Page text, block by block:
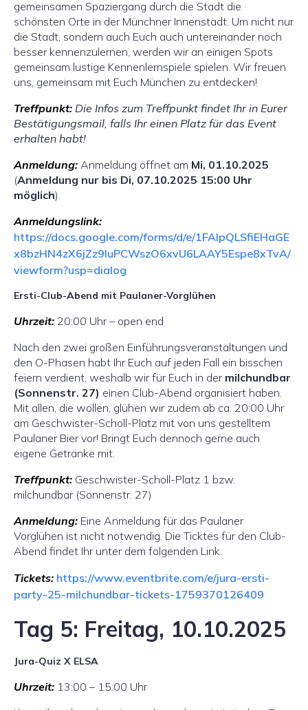
gemeinsamen Spaziergang durch die Stadt die
schönsten Orte in der Münchner Innenstadt. Um nicht nur
die Stadt, sondern auch Euch auch untereinander noch
besser kennenzulernen, werden wir an einigen Spots
gemeinsam lustige Kennenlernspiele spielen. Wir freuen
uns, gemeinsam mit Euch München zu entdecken!
Treffpunkt: Die Infos zum Treffpunkt findet Ihr in Eurer
Bestätigungsmail, falls Ihr einen Platz für das Event
erhalten habt!
Anmeldung: Anmeldung öffnet am Mi, 01.10.2025
(Anmeldung nur bis Di, 07.10.2025 15:00 Uhr
möglich).
Anmeldungslink:
https://docs.google.com/forms/d/e/1FAIpQLSfiEHaGE
x8bzHN4zX6jZz9luPCWszO6xvU6LAAY5Espe8xTvA/
viewform?usp=dialog
Ersti-Club-Abend mit Paulaner-Vorglühen
Uhrzeit: 20:00 Uhr – open end
Nach den zwei großen Einführungsveranstaltungen und
den O-Phasen habt Ihr Euch auf jeden Fall ein bisschen
feiern verdient, weshalb wir für Euch in der milchundbar
(Sonnenstr. 27) einen Club-Abend organisiert haben.
Mit allen, die wollen, glühen wir zudem ab ca. 20:00 Uhr
am Geschwister-Scholl-Platz mit von uns gestelltem
Paulaner Bier vor! Bringt Euch dennoch gerne auch
eigene Getränke mit.
Treffpunkt: Geschwister-Scholl-Platz 1 bzw.
milchundbar (Sonnenstr. 27)
Anmeldung: Eine Anmeldung für das Paulaner
Vorglühen ist nicht notwendig. Die Ticktes für den Club-
Abend findet Ihr unter dem folgenden Link.
Tickets: https://www.eventbrite.com/e/jura-ersti-
party-25-milchundbar-tickets-1759370126409
Tag 5: Freitag, 10.10.2025
Jura-Quiz X ELSA
Uhrzeit: 13:00 – 15:00 Uhr